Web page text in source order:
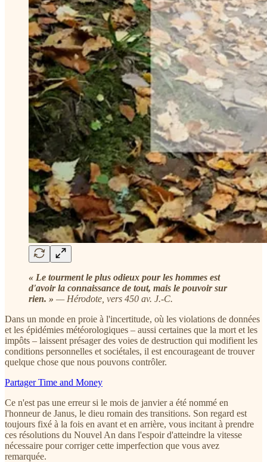
« Le tourment le plus odieux pour les hommes est
d'avoir la connaissance de tout, mais le pouvoir sur
rien. » — Hérodote, vers 450 av. J.-C.
Dans un monde en proie à l'incertitude, où les violations de données
et les épidémies météorologiques – aussi certaines que la mort et les
impôts – laissent présager des voies de destruction qui modifient les
conditions personnelles et sociétales, il est encourageant de trouver
quelque chose que nous pouvons contrôler.
Partager Time and Money
Ce n'est pas une erreur si le mois de janvier a été nommé en
l'honneur de Janus, le dieu romain des transitions. Son regard est
toujours fixé à la fois en avant et en arrière, vous incitant à prendre
ces résolutions du Nouvel An dans l'espoir d'atteindre la vitesse
nécessaire pour corriger cette imperfection que vous avez
remarquée.